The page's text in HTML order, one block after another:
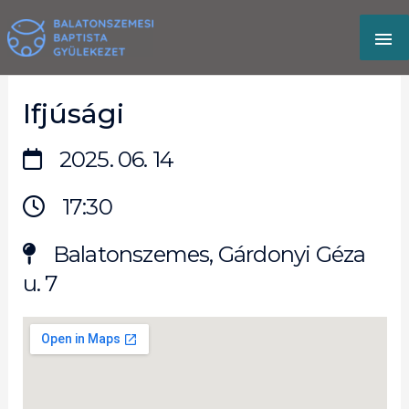
to
content
Ifjúsági
2025. 06. 14
17:30
Balatonszemes, Gárdonyi Géza
u. 7